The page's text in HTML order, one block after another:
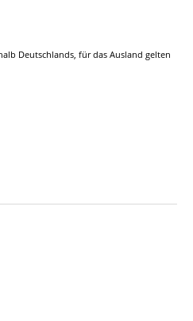
Deutschlands, für das Ausland gelten